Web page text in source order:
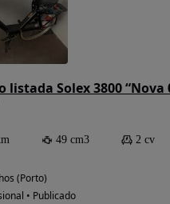
listada Solex 3800 “Nova
49 cm3 2 cv
(Porto)
• Publicado